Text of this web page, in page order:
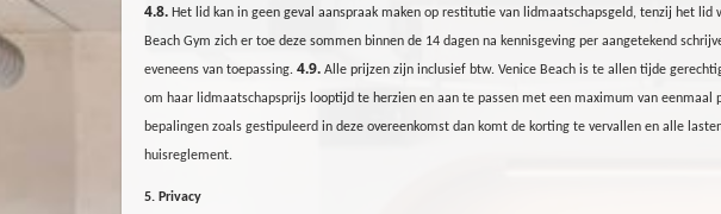
4.8. Het lid kan in geen geval aanspraak maken op restitutie van lidmaatschapsgeld, tenzij het
Beach Gym zich er toe deze sommen binnen de 14 dagen na kennisgeving per aangetekend
eveneens van toepassing. 4.9. Alle prijzen zijn inclusief btw. Venice Beach is te allen tijde
om haar lidmaatschapsprijs looptijd te herzien en aan te passen met een maximum van eenmaal
bepalingen zoals gestipuleerd in deze overeenkomst dan komt de korting te vervallen en alle
huisreglement.
5. Privacy